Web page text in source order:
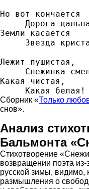
Но вот кончается
Дорога
Земли касается
Звезда
Лежит пушистая,
Снежинка
Какая чистая,
‎     Какая белая!
Сборник «Только
снов».
Анализ
Бальмонта
Стихотворение
возвращении поэта
русской зимы, видимо,
размышления о